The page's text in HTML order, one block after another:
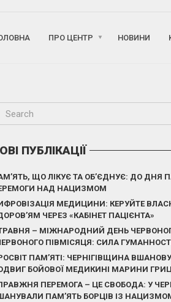
ПРО ЦЕНТР НОВИНИ
ПУБЛІКАЦІЇ
ЩО ЛІКУЄ ТА ОБ’ЄДНУЄ: ДО ДНЯ
НАД НАЦИЗМОМ
МЕДИЦИНИ: КЕРУЙТЕ
ЧЕРЕЗ «КАБІНЕТ ПАЦІЄНТА»
– МІЖНАРОДНИЙ ДЕНЬ
ПІВМІСЯЦЯ: СИЛА
ПАМ’ЯТІ: ЧЕРНІГІВЩИНА
БОЙОВОЇ МЕДИКИНІ МАРИНИ
ПЕРЕМОГА – ЦЕ СВОБОДА: У
ПАМ’ЯТЬ БОРЦІВ ІЗ